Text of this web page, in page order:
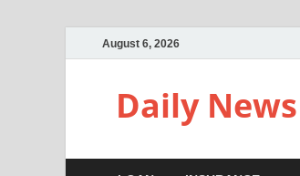
August 6, 2026
Daily News